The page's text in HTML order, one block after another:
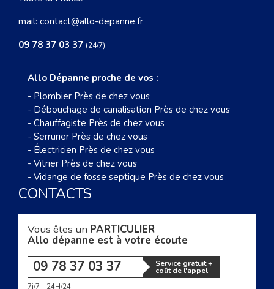
mail: contact@allo-depanne.fr
09 78 37 03 37 (24/7)
Allo Dépanne proche de vos :
- Plombier Près de chez vous
- Débouchage de canalisation Près de chez vous
- Chauffagiste Près de chez vous
- Serrurier Près de chez vous
- Électricien Près de chez vous
- Vitrier Près de chez vous
- Vidange de fosse septique Près de chez vous
CONTACTS
Vous êtes un PARTICULIER
Allo dépanne est à votre écoute
09 78 37 03 37 Service gratuit +
coût de l'appel
7j/7 - 24H/24